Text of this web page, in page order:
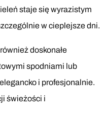
staje się wyrazistym
w cieplejsze dni.
doskonałe
spodniami lub
i profesjonalnie.
świeżości i